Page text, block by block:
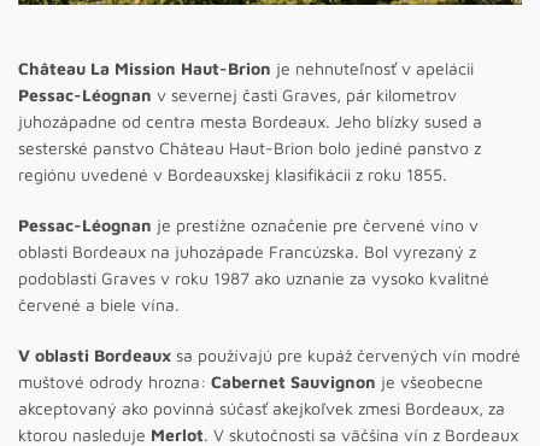
Château La Mission Haut-Brion je nehnuteľnosť v apelácii
Pessac-Léognan v severnej časti Graves, pár kilometrov
juhozápadne od centra mesta Bordeaux. Jeho blízky sused a
sesterské panstvo Château Haut-Brion bolo jediné panstvo z
regiónu uvedené v Bordeauxskej klasifikácii z roku 1855.
Pessac-Léognan je prestížne označenie pre červené víno v
oblasti Bordeaux na juhozápade Francúzska. Bol vyrezaný z
podoblasti Graves v roku 1987 ako uznanie za vysoko kvalitné
červené a biele vína.
V oblasti Bordeaux sa používajú pre kupáž červených vín modré
muštové odrody hrozna: Cabernet Sauvignon je všeobecne
akceptovaný ako povinná súčasť akejkoľvek zmesi Bordeaux, za
ktorou nasleduje Merlot. V skutočnosti sa väčšina vín z Bordeaux